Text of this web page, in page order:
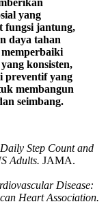
yang
fungsi jantung,
daya tahan
konsisten,
preventif yang
membangun
seimbang.
Step Count and
Adults. JAMA.
Disease:
Heart Association.